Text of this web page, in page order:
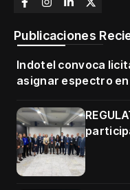
Publicaciones
Indotel convoca
asignar espectro